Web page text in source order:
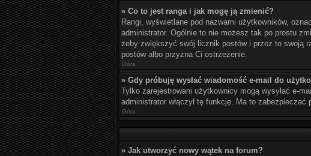
» Co to jest ranga i jak mogę ją zmienić?
Rangi, wyświetlane pod nazwami użytkowników,
administrator. Ogólnie to nie możesz tak po prostu
żeby zwiększyć swój licznik postów i przez to swoją
postów albo przyzna Ci ostrzeżenie.
Góra
» Gdy próbuję wysłać wiadomość e-mail do
Tylko zarejestrowani użytkownicy mogą wysyłać e-
administrator włączył tę funkcję. Ma to
Góra
» Jak utworzyć nowy wątek na forum?